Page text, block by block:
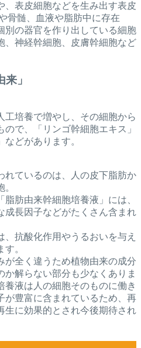
、表皮細胞などを生み出す表皮
骨髄、血液や脂肪中に存在
別の器官を作り出している細胞
、神経幹細胞、皮膚幹細胞など
」
工培養で増やし、その細胞から
で、「リンゴ幹細胞エキス」
どがあります。
れているのは、人の皮下脂肪か
肪由来幹細胞培養液」には、
成長因子などがたくさん含まれ
抗酸化作用やうるおいを与え
。
が全く違うため植物由来の成分
か解らない部分も少なくありま
液は人の細胞そのものに働き
が豊富に含まれているため、再
生に効果的とされ今後期待され